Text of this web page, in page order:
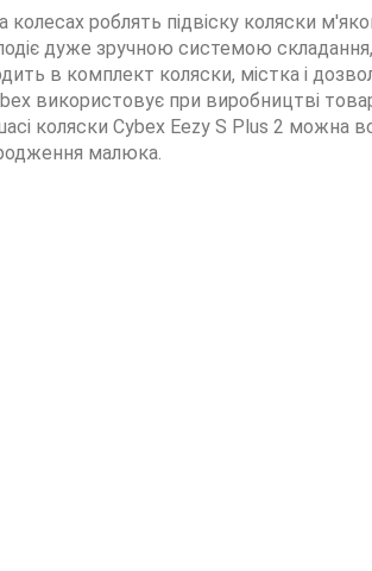
роблять підвіску коляски
дуже зручною системою
в комплект коляски, містка і
використовує при виробництві
коляски Cybex Eezy S Plus 2 можна
малюка.